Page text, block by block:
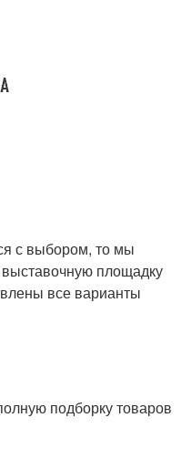
с выбором, то мы
площадку
все варианты
подборку товаров